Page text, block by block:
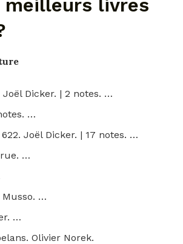
meilleurs livres
Joël Dicker. | 2 notes. …
…
Joël Dicker. | 17 notes. …
…
…
…
Olivier Norek.